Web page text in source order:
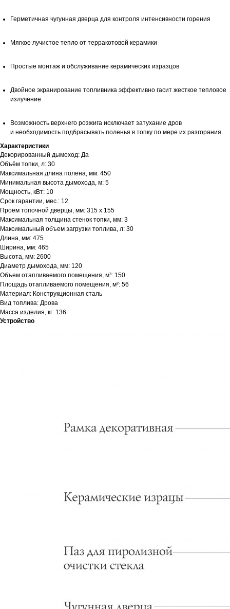
Герметичная чугунная дверца для контроля интенсивности горения
Мягкое лучистое тепло от терракотовой керамики
Простые монтаж и обслуживание керамических изразцов
Двойное экранирование топливника эффективно гасит жесткое тепловое
излучение
Возможность верхнего розжига исключает затухание дров
и необходимость подбрасывать поленья в топку по мере их разгорания
Характеристики
Декорированный дымоход: Да
Объём топки, л: 30
Максимальная длина полена, мм: 450
Минимальная высота дымохода, м: 5
Мощность, кВт: 10
Срок гарантии, мес.: 12
Проём топочной дверцы, мм: 315 х 155
Максимальная толщина стенок топки, мм: 3
Максимальный объем загрузки топлива, л: 30
Длина, мм: 475
Ширина, мм: 465
Высота, мм: 2600
Диаметр дымохода, мм: 120
Объем отапливаемого помещения, м³: 150
Площадь отапливаемого помещения, м²: 56
Материал: Конструкционная сталь
Вид топлива: Дрова
Масса изделия, кг: 136
Устройство